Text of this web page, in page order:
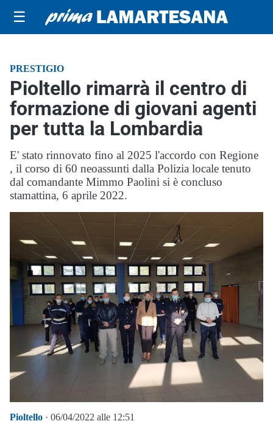
☰
PRESTIGIO
Pioltello rimarrà il centro di
formazione di giovani agenti
per tutta la Lombardia
E' stato rinnovato fino al 2025 l'accordo con Regione
, il corso di 60 neoassunti dalla Polizia locale tenuto
dal comandante Mimmo Paolini si è concluso
stamattina, 6 aprile 2022.
Pioltello · 06/04/2022 alle 12:51